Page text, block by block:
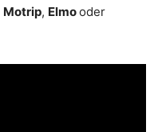
Motrip, Elmooder